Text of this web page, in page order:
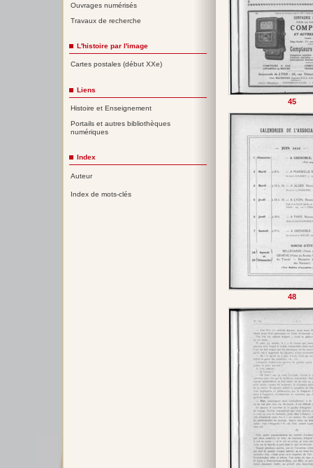
45
48
Ouvrages numérisés
Travaux de recherche
L'histoire par l'image
Cartes postales (début XXe)
Liens
Histoire et Enseignement
Portails et autres bibliothèques
numériques
Index
Auteur
Index de mots-clés